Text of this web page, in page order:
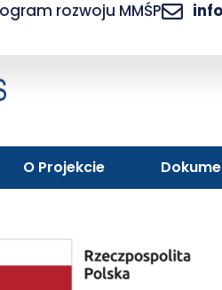
rozwoju MMŚP
O Projekcie